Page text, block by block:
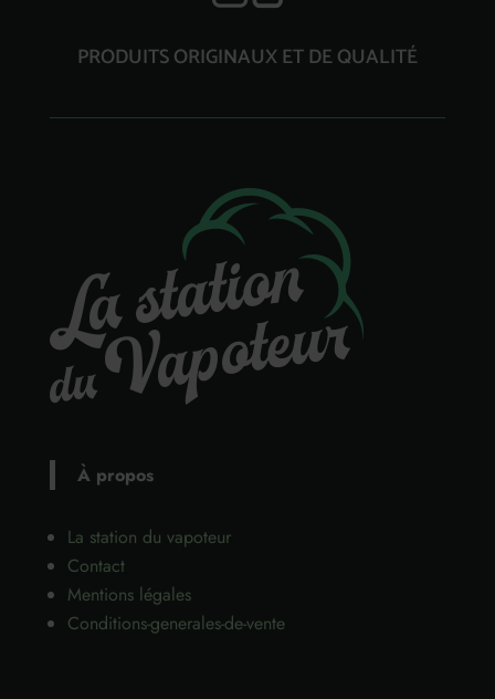
PRODUITS ORIGINAUX ET DE QUALITÉ
À propos
La station du vapoteur
Contact
Mentions légales
Conditions-generales-de-vente